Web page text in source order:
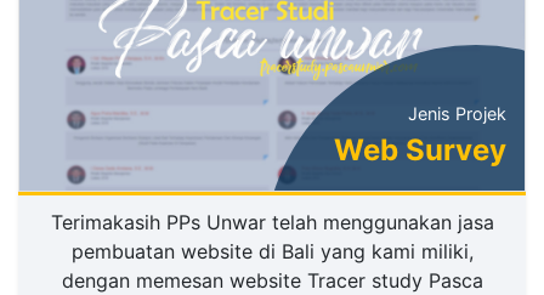
Jenis Projek
Web Survey
Terimakasih PPs Unwar telah menggunakan jasa
pembuatan website di Bali yang kami miliki,
dengan memesan website Tracer study Pasca